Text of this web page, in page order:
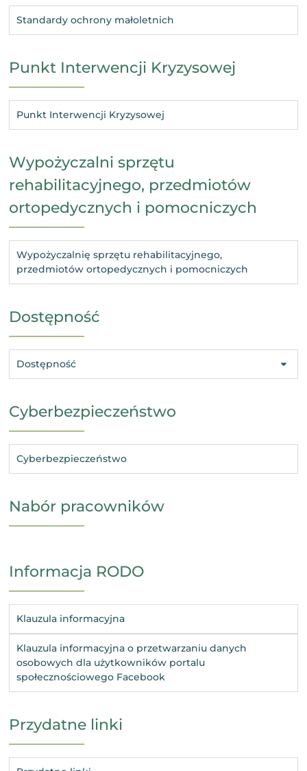
Standardy ochrony małoletnich
Punkt Interwencji Kryzysowej
Punkt Interwencji Kryzysowej
Wypożyczalni sprzętu
rehabilitacyjnego, przedmiotów
ortopedycznych i pomocniczych
Wypożyczalnię sprzętu rehabilitacyjnego,
przedmiotów ortopedycznych i pomocniczych
Dostępność
Dostępność
Cyberbezpieczeństwo
Cyberbezpieczeństwo
Nabór pracowników
Informacja RODO
Klauzula informacyjna
Klauzula informacyjna o przetwarzaniu danych
osobowych dla użytkowników portalu
społecznościowego Facebook
Przydatne linki